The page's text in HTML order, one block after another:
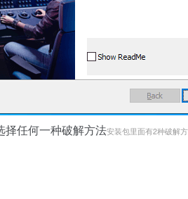
择任何一种破解方法安装包里面有2种破解